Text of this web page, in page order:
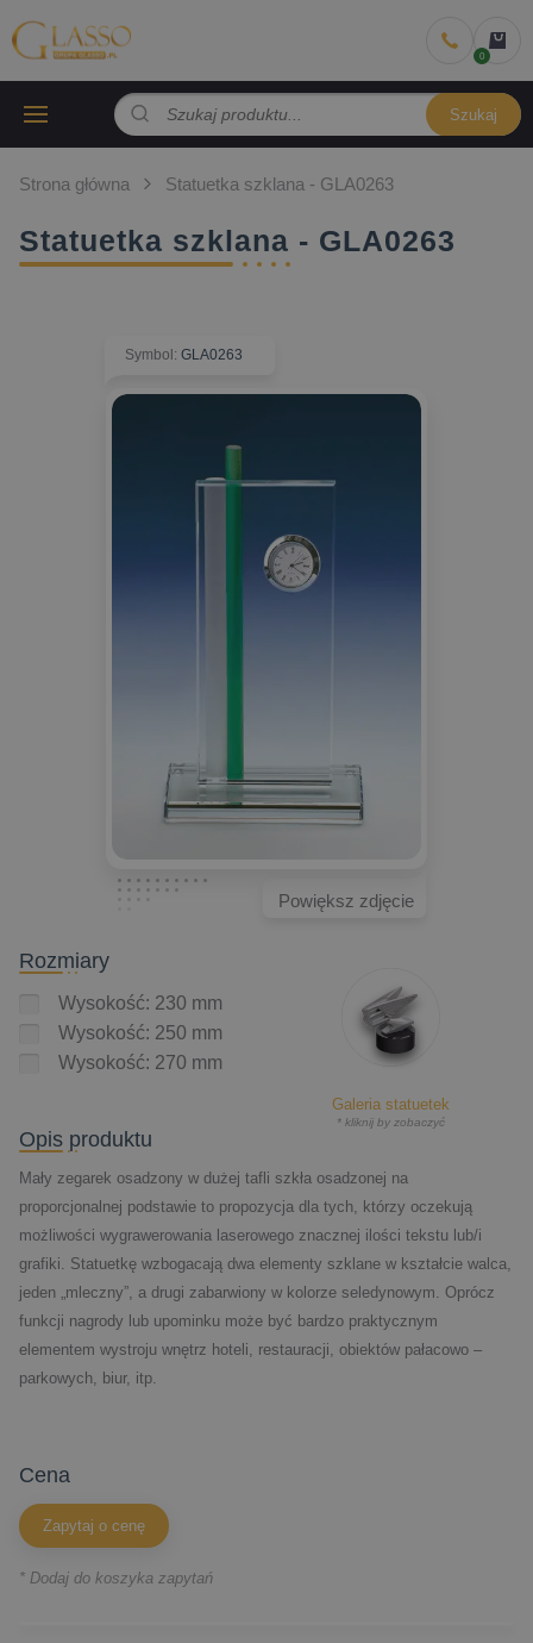
Szukaj
Strona główna Statuetka szklana - GLA0263
Statuetka szklana - GLA0263
Symbol : GLA0263
Powiększ zdjęcie
Rozmiary
Wysokość: 230 mm
Wysokość: 250 mm
Wysokość: 270 mm
Galeria statuetek
* kliknij by zobaczyć
Opis produktu
Mały zegarek osadzony w dużej tafli szkła osadzonej na
proporcjonalnej podstawie to propozycja dla tych, którzy oczekują
możliwości wygrawerowania laserowego znacznej ilości tekstu lub/i
grafiki. Statuetkę wzbogacają dwa elementy szklane w kształcie walca,
jeden „mleczny”, a drugi zabarwiony w kolorze seledynowym. Oprócz
funkcji nagrody lub upominku może być bardzo praktycznym
elementem wystroju wnętrz hoteli, restauracji, obiektów pałacowo –
parkowych, biur, itp.
cena
Zapytaj o cenę
* Dodaj do koszyka zapytań